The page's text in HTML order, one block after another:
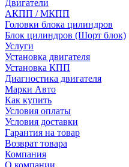
Двигатели
АКПП / МКПП
Головки блока цилиндров
Блок цилиндров (Шорт блок)
Услуги
Установка двигателя
Установка КПП
Диагностика двигателя
Марки Авто
Как купить
Условия оплаты
Условия доставки
Гарантия на товар
Возврат товара
Компания
О компании